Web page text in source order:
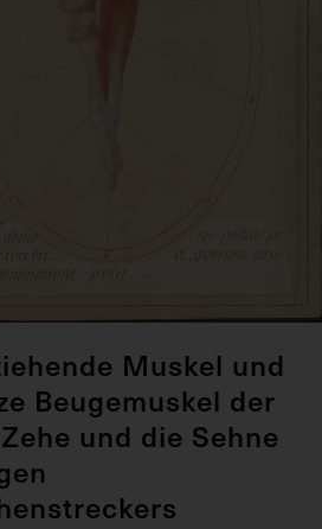
Muskel und
Beugemuskel der
und die Sehne